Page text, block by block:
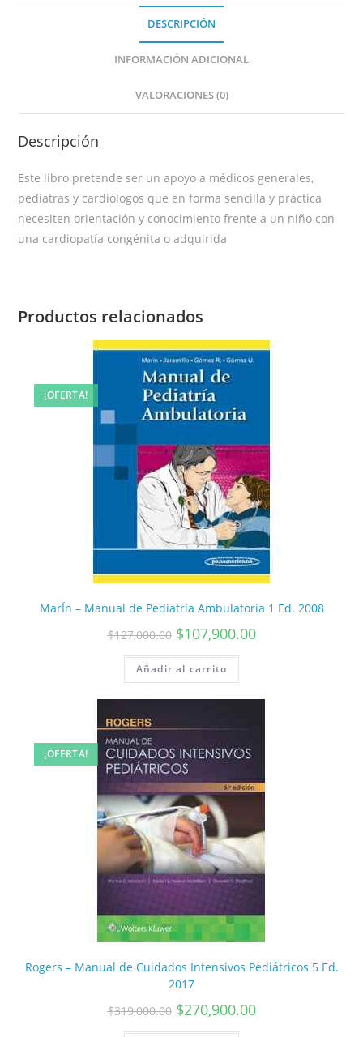
DESCRIPCIÓN
INFORMACIÓN ADICIONAL
VALORACIONES (0)
Descripción
Este libro pretende ser un apoyo a médicos generales,
pediatras y cardiólogos que en forma sencilla y práctica
necesiten orientación y conocimiento frente a un niño con
una cardiopatía congénita o adquirida
Productos relacionados
¡OFERTA!
MarÍn – Manual de Pediatría Ambulatoria 1 Ed. 2008
$127,000.00 $107,900.00
Añadir al carrito
¡OFERTA!
Rogers – Manual de Cuidados Intensivos Pediátricos 5 Ed.
2017
$319,000.00 $270,900.00